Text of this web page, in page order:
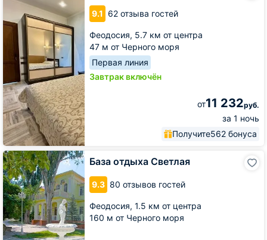
9.1 62 отзыва гостей
Феодосия, 5.7 км от центра
47 м от Черного моря
Первая линия
Завтрак включён
от11 232руб.
за 1 ночь
Получите562 бонуса
База отдыха Светлая
9.3 80 отзывов гостей
Феодосия, 1.5 км от центра
160 м от Черного моря
База
отдыха
Светлая